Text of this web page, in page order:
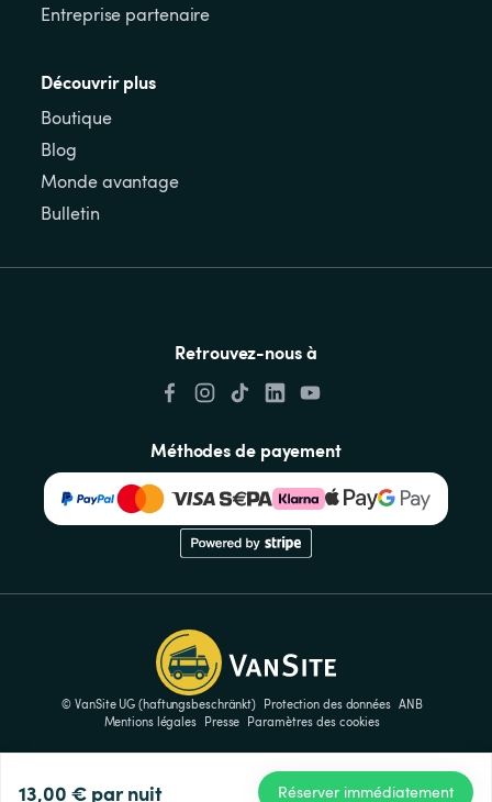
13,00 € par nuit Réserver immédiatement
Entreprise partenaire
Découvrir plus
Boutique
Blog
Monde avantage
Bulletin
Retrouvez-nous à
Méthodes de payement
© VanSite UG (haftungsbeschränkt) Protection des données ANB
Mentions légales
Presse Paramètres des cookies